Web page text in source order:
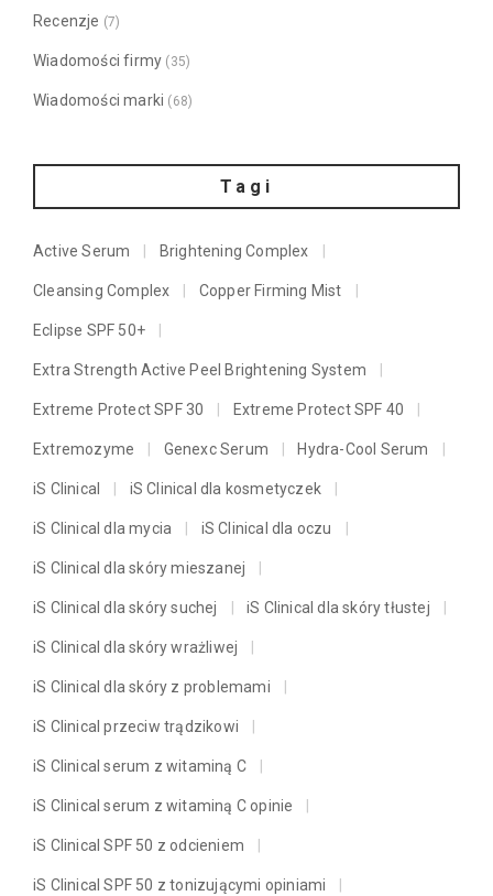
Recenzje (7)
Wiadomości firmy (35)
Wiadomości marki (68)
Tagi
Active Serum Brightening Complex
Cleansing Complex Copper Firming Mist
Eclipse SPF 50+
Extra Strength Active Peel Brightening System
Extreme Protect SPF 30 Extreme Protect SPF 40
Extremozyme Genexc Serum Hydra-Cool Serum
iS Clinical iS Clinical dla kosmetyczek
iS Clinical dla mycia iS Clinical dla oczu
iS Clinical dla skóry mieszanej
iS Clinical dla skóry suchej iS Clinical dla skóry tłustej
iS Clinical dla skóry wrażliwej
iS Clinical dla skóry z problemami
iS Clinical przeciw trądzikowi
iS Clinical serum z witaminą C
iS Clinical serum z witaminą C opinie
iS Clinical SPF 50 z odcieniem
iS Clinical SPF 50 z tonizującymi opiniami